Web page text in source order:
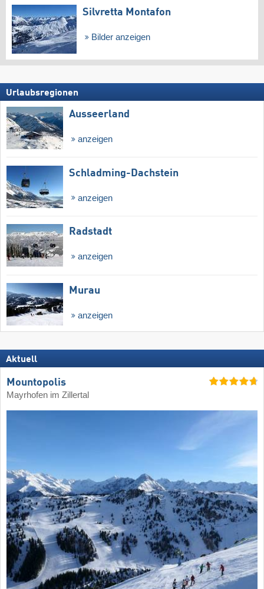
Silvretta Montafon
Bilder anzeigen
Urlaubsregionen
Ausseerland
anzeigen
Schladming-Dachstein
anzeigen
Radstadt
anzeigen
Murau
anzeigen
Aktuell
Mountopolis
Mayrhofen im Zillertal